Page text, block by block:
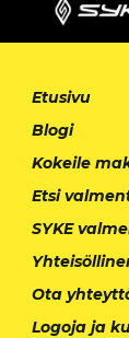
Etusivu
Blogi
Kokeile
Etsi
SYKE
Ota
Logoja ja